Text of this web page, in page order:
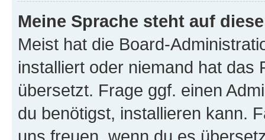
Meine Sprache steht auf
Meist hat die Board-
installiert oder niemand hat das
übersetzt. Frage ggf. einen
du benötigst, installieren kann.
uns freuen, wenn du es